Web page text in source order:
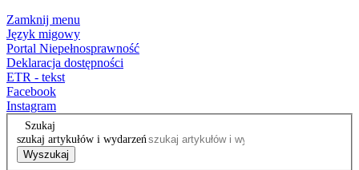
Zamknij menu
Język migowy
Portal Niepełnosprawność
Deklaracja dostępności
ETR - tekst
Facebook
Instagram
Szukaj
szukaj artykułów i wydarzeń
Wyszukaj